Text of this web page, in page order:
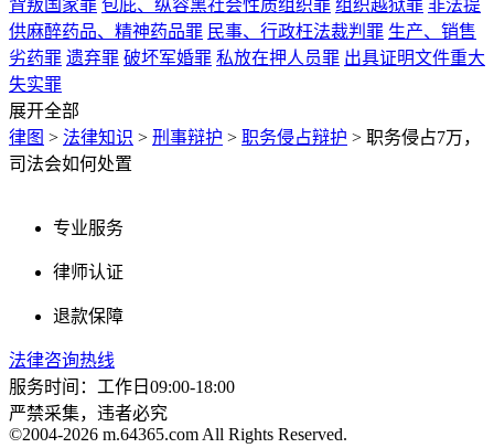
背叛国家罪 包庇、纵容黑社会性质组织罪 组织越狱罪 非法提
供麻醉药品、精神药品罪 民事、行政枉法裁判罪 生产、销售
劣药罪 遗弃罪 破坏军婚罪 私放在押人员罪 出具证明文件重大
失实罪
展开全部
律图 > 法律知识 > 刑事辩护 > 职务侵占辩护 > 职务侵占7万，
司法会如何处置
专业服务
律师认证
退款保障
法律咨询热线
服务时间：工作日09:00-18:00
严禁采集，违者必究
©2004-2026 m.64365.com All Rights Reserved.